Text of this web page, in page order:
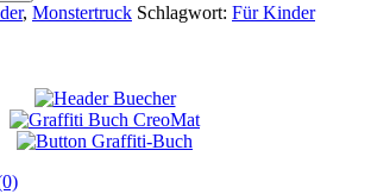
, Monstertruck Schlagwort: Für Kinder